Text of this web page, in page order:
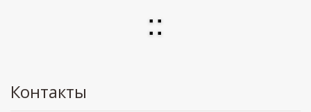
::
Контакты